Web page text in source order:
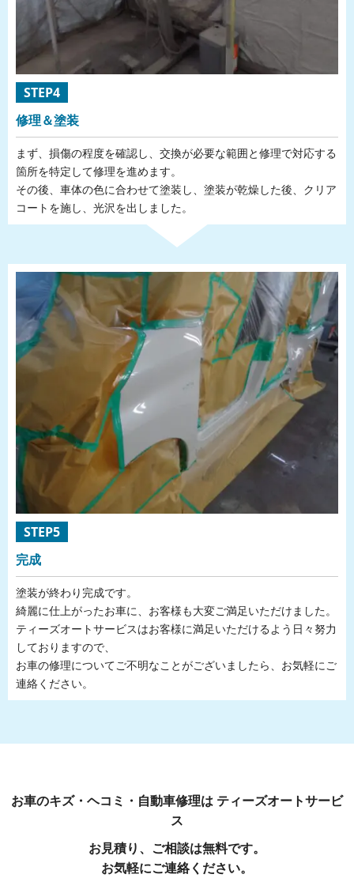
STEP4
修理＆塗装
まず、損傷の程度を確認し、交換が必要な範囲と修理で対応する
箇所を特定して修理を進めます。
その後、車体の色に合わせて塗装し、塗装が乾燥した後、クリア
コートを施し、光沢を出しました。
STEP5
完成
塗装が終わり完成です。
綺麗に仕上がったお車に、お客様も大変ご満足いただけました。
ティーズオートサービスはお客様に満足いただけるよう日々努力
しておりますので、
お車の修理についてご不明なことがございましたら、お気軽にご
連絡ください。
お車のキズ・ヘコミ・自動車修理は ティーズオートサービ
ス
お見積り、ご相談は無料です。
お気軽にご連絡ください。